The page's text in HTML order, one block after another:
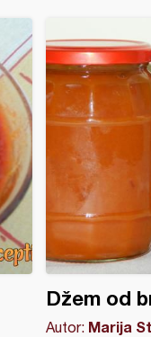
Džem od
Autor: Marija